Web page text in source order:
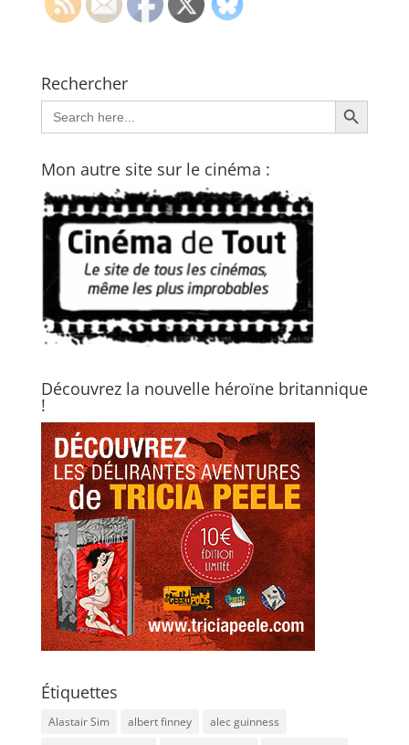
Rechercher
Search
for:
Search Button
Mon autre site sur le cinéma :
Découvrez la nouvelle héroïne britannique
!
Étiquettes
Alastair Sim albert finney
alec guinness